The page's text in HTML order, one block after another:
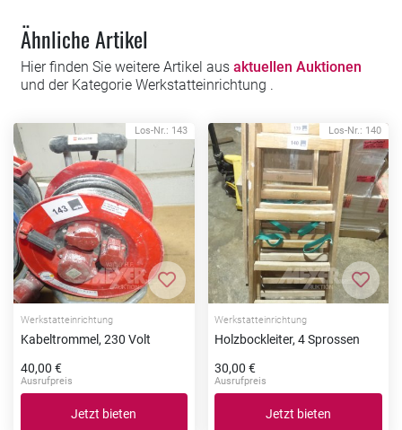
Ähnliche Artikel
Hier finden Sie weitere Artikel aus aktuellen Auktionen
und der Kategorie Werkstatteinrichtung .
Los-Nr.: 143
Zur Merkliste hinzufügen
Werkstatteinrichtung
Kabeltrommel, 230 Volt
40,00 €
Ausrufpreis
Jetzt bieten
Los-Nr.: 140
Zur
Werkstatteinrichtung
Holzbockleiter, 4 Sprossen
30,00 €
Ausrufpreis
Jetzt bieten